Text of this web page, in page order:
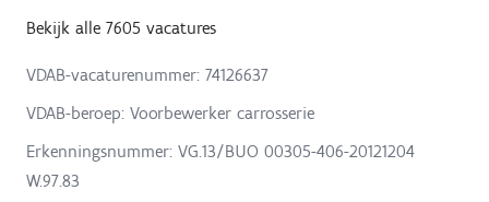
Bekijk alle 7605 vacatures
VDAB-vacaturenummer: 74126637
VDAB-beroep: Voorbewerker carrosserie
Erkenningsnummer: VG.13/BUO 00305-406-20121204
W.97.83